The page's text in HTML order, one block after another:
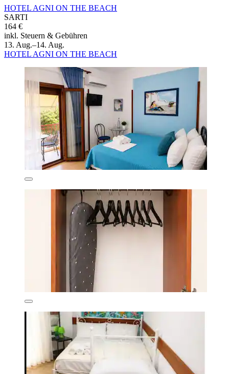
HOTEL AGNI ON THE BEACH
SARTI
164 €
inkl. Steuern & Gebühren
13. Aug.–14. Aug.
HOTEL AGNI ON THE BEACH